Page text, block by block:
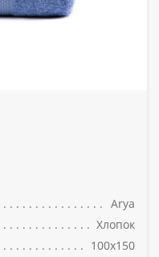
Arya
Хлопок
100x150